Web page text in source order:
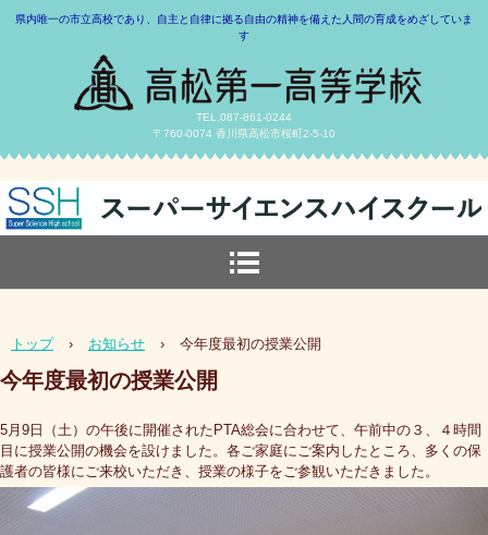
県内唯一の市立高校であり、自主と自律に拠る自由の精神を備えた人間の育成をめざしていま
す
TEL.087-861-0244
〒760-0074 香川県高松市桜町2-5-10
トップ › お知らせ › 今年度最初の授業公開
今年度最初の授業公開
5月9日（土）の午後に開催されたPTA総会に合わせて、午前中の３、４時間
目に授業公開の機会を設けました。各ご家庭にご案内したところ、多くの保
護者の皆様にご来校いただき、授業の様子をご参観いただきました。